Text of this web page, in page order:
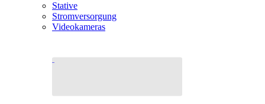
Stative
Stromversorgung
Videokameras